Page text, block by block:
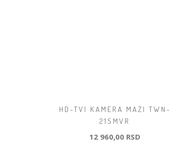
HD-TVI KAMERA MAZI TWN-
21SMVR
12 960,00 RSD